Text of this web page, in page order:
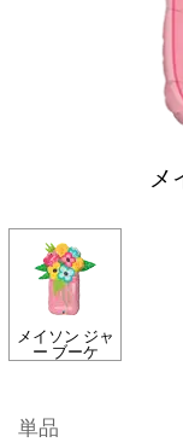
メ
メイソン ジャ
ー ブーケ
単品